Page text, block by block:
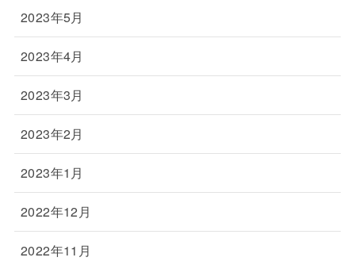
2023年5月
2023年4月
2023年3月
2023年2月
2023年1月
2022年12月
2022年11月